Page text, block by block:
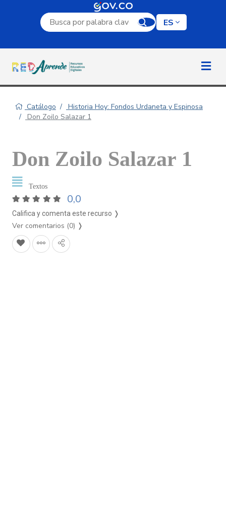
Campo de búsqueda por palabra clave
ES
Catálogo
Historia Hoy: Fondos Urdaneta y Espinosa
Don Zoilo Salazar 1
Don Zoilo Salazar 1
Textos
0,0
Califica y comenta este recurso ❭
Ver comentarios (0) ❭